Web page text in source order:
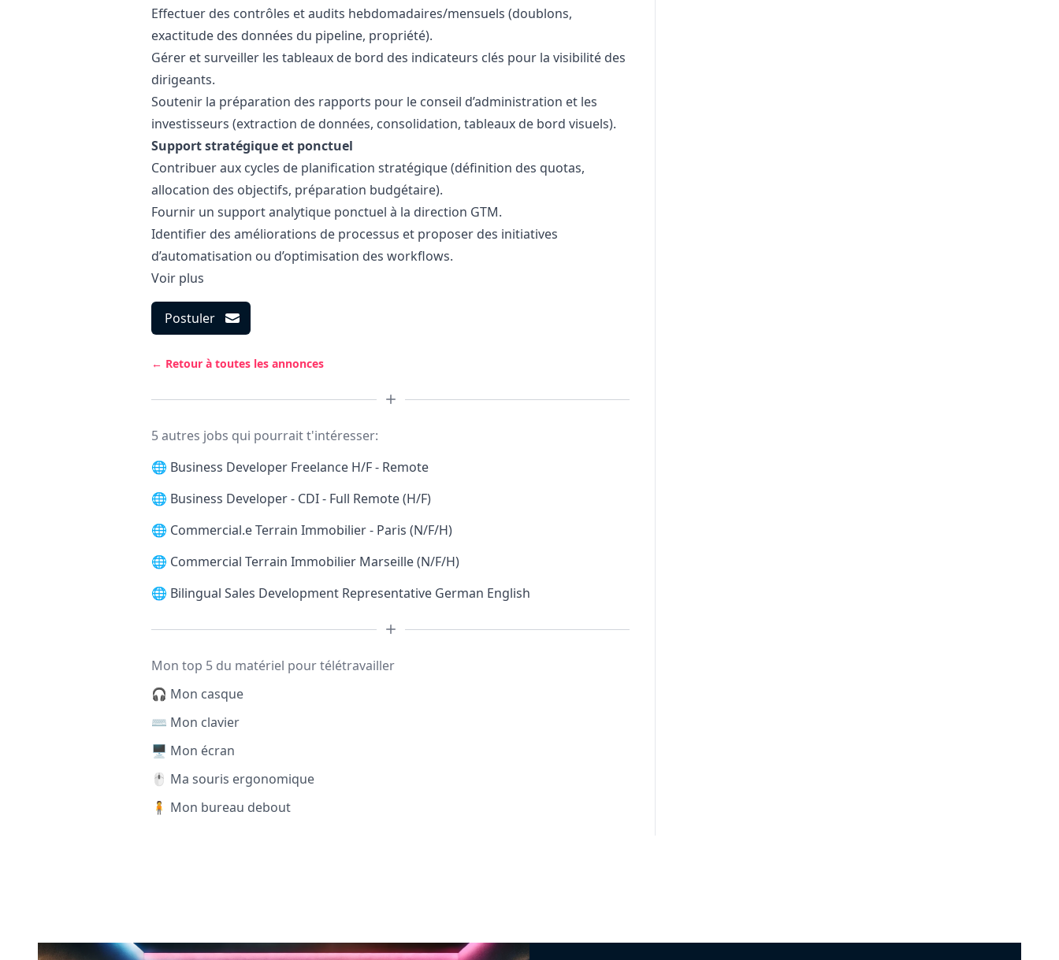
Effectuer des contrôles et audits hebdomadaires/mensuels (doublons,
exactitude des données du pipeline, propriété).
Gérer et surveiller les tableaux de bord des indicateurs clés pour la visibilité des
dirigeants.
Soutenir la préparation des rapports pour le conseil d’administration et les
investisseurs (extraction de données, consolidation, tableaux de bord visuels).
Support stratégique et ponctuel
Contribuer aux cycles de planification stratégique (définition des quotas,
allocation des objectifs, préparation budgétaire).
Fournir un support analytique ponctuel à la direction GTM.
Identifier des améliorations de processus et proposer des initiatives
d’automatisation ou d’optimisation des workflows.
Voir plus
Postuler
← Retour à toutes les annonces
5 autres jobs qui pourrait t'intéresser:
🌐 Business Developer Freelance H/F - Remote
🌐 Business Developer - CDI - Full Remote (H/F)
🌐 Commercial.e Terrain Immobilier - Paris (N/F/H)
🌐 Commercial Terrain Immobilier Marseille (N/F/H)
🌐 Bilingual Sales Development Representative German English
Mon top 5 du matériel pour télétravailler
🎧 Mon casque
⌨️ Mon clavier
🖥️ Mon écran
🖱️ Ma souris ergonomique
🧍 Mon bureau debout